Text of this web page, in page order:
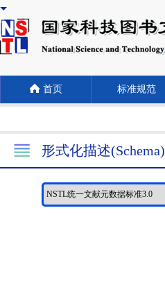
首页 标准规范
形式化描述(Schema)